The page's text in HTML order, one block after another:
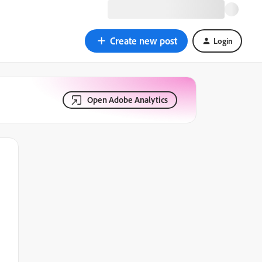
Create new post Login
Open Adobe Analytics